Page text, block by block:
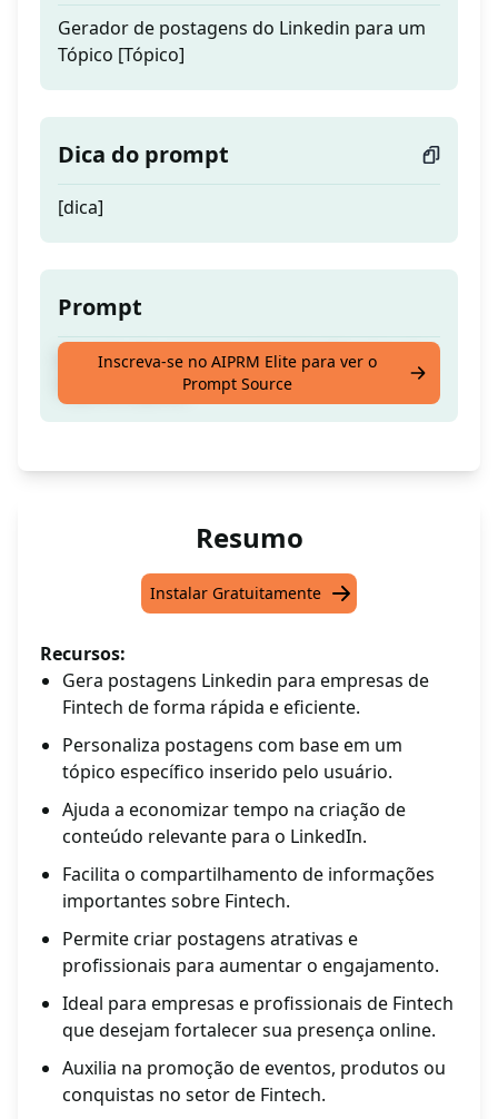
Gerador de postagens do Linkedin para um
Tópico [Tópico]
Dica do prompt
[dica]
Prompt
Gerador de postagens do Linkedin para um
Tópico [Tópico]
Inscreva-se no AIPRM Elite para ver o
Prompt Source
Resumo
Instalar Gratuitamente
Recursos:
Gera postagens Linkedin para empresas de
Fintech de forma rápida e eficiente.
Personaliza postagens com base em um
tópico específico inserido pelo usuário.
Ajuda a economizar tempo na criação de
conteúdo relevante para o LinkedIn.
Facilita o compartilhamento de informações
importantes sobre Fintech.
Permite criar postagens atrativas e
profissionais para aumentar o engajamento.
Ideal para empresas e profissionais de Fintech
que desejam fortalecer sua presença online.
Auxilia na promoção de eventos, produtos ou
conquistas no setor de Fintech.